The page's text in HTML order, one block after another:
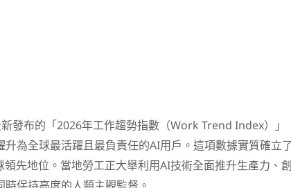
發布的「2026年工作趨勢指數（Work Trend Index）」
為全球最活躍且最負責任的AI用戶。這項數據實質確立了
先地位。當地勞工正大舉利用AI技術全面推升生產力、創